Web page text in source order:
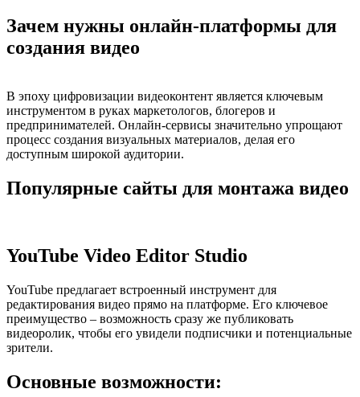
Зачем нужны онлайн-платформы для
создания видео
В эпоху цифровизации видеоконтент является ключевым
инструментом в руках маркетологов, блогеров и
предпринимателей. Онлайн-сервисы значительно упрощают
процесс создания визуальных материалов, делая его
доступным широкой аудитории.
Популярные сайты для монтажа видео
YouTube Video Editor Studio
YouTube предлагает встроенный инструмент для
редактирования видео прямо на платформе. Его ключевое
преимущество – возможность сразу же публиковать
видеоролик, чтобы его увидели подписчики и потенциальные
зрители.
Основные возможности: